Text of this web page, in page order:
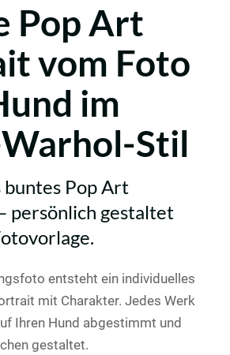
Pop Art
vom Foto
im
Stil
buntes Pop Art
persönlich gestaltet
entsteht ein individuelles
mit Charakter. Jedes Werk
Ihren Hund abgestimmt und
gestaltet.